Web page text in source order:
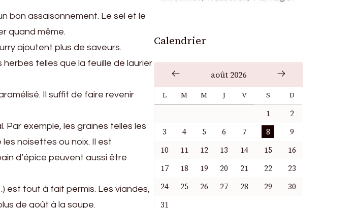
bon assaisonnement. Le sel et le
quand même.
ajoutent plus de saveurs.
herbes telles que la feuille de laurier
Il suffit de faire revenir
Par exemple, les graines telles les
noisettes ou noix. Il est
d’épice peuvent aussi être
est tout à fait permis. Les viandes,
de goût à la soupe.
Calendrier
août 2026
L M M J V S D
1
2
3
4 5 6 7 8
9
10
11 12 13 14 15
16
17
18 19 20 21 22
23
24
25 26 27 28 29
30
31